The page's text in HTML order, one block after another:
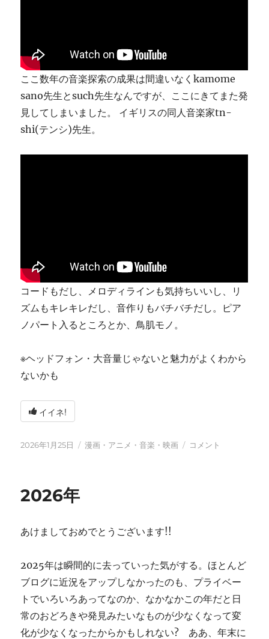
ここ数年の音楽探索の成果は間違いなくkamome
sano先生とsuch先生なんですが、ここにきてまた発
見してしまいました。 イギリスの同人音楽家tn-
shi(テンシ)先生。
コードもだし、メロディラインも気持ちいいし、リ
ズムもキレキレだし、音作りもバチバチだし。ピア
ノパート入るところとか、鳥肌モノ。
※ヘッドフォン・大音量じゃないと魅力がよくわから
ないかも
イイネ!
投
2026年1月25日
カ
漫画・アニメ・音楽・映画
tn-
コメント
2026年
あけましておめでとうございます!!
2025年は瞬間的に去っていった気がする。ほとんど
ブログに近況をアップしなかったのも、プライベー
トでいろいろあってなのか、なかなかこの年だと日
常のおどろきや発見みたいなものが少なくなって変
化が少なくなったからかもしれない? ああ、年末に